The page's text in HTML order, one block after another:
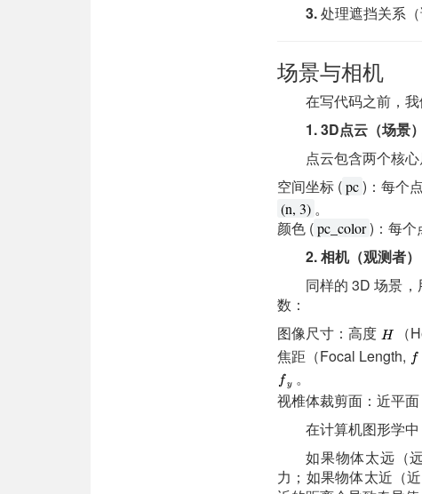
3.处理遮挡关系（
场景与相机
在写代码之前，我
1. 3D点云（场景）
点云包含两个核心
空间坐标 (pc)：每个
(n, 3) 。
颜色 (pc_color)：每个
2. 相机（观测者）
同样的 3D 场景
数：
图像尺寸：高度
（
焦距（Focal Length,
。
视椎体裁剪面：近平
在计算机图形学
如果物体太远（
力；如果物体太近（